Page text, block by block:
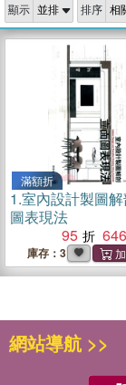
顯示 排序
滿額折
1.室內設計製圖
圖表現法
95
646
庫存：3
網站導航 >>